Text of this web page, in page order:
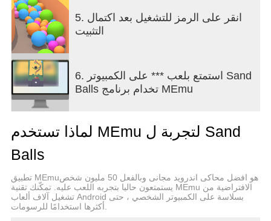
5. انقر على الرمز للتشغيل بعد اكتمال
التثبيت
6. استمتع بلعب *** على الكمبيوتر Sand
Balls تخدام برنامج MEmu
لماذا تستخدم MEmu لتجربة ل Sand
Balls
تطبيق MEmuهو افضل محاكى اندرويد مجانى وبالفعل 50 مليون شخص
يستمتعون حاليا بتجربه اللعب عليه. تمكّنك تقنية MEmu الافتراضية من
تشغيل آلاف ألعاب Android بسلاسة على الكمبيوتر الشخصي ، حتى